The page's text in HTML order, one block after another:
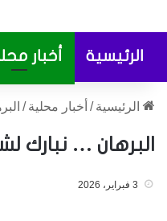
الرئيسية أخبار
الرئيسية / أخبار محلية /
البرهان … نبارك
3 فبراير، 2026